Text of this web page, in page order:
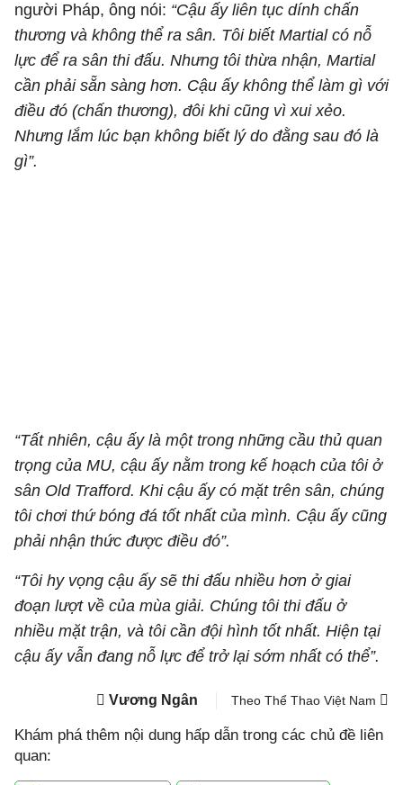
người Pháp, ông nói: “Cậu ấy liên tục dính chấn
thương và không thể ra sân. Tôi biết Martial có nỗ
lực để ra sân thi đấu. Nhưng tôi thừa nhận, Martial
cần phải sẵn sàng hơn. Cậu ấy không thể làm gì với
điều đó (chấn thương), đôi khi cũng vì xui xẻo.
Nhưng lắm lúc bạn không biết lý do đằng sau đó là
gì”.
“Tất nhiên, cậu ấy là một trong những cầu thủ quan
trọng của MU, cậu ấy nằm trong kế hoạch của tôi ở
sân Old Trafford. Khi cậu ấy có mặt trên sân, chúng
tôi chơi thứ bóng đá tốt nhất của mình. Cậu ấy cũng
phải nhận thức được điều đó”.
“Tôi hy vọng cậu ấy sẽ thi đấu nhiều hơn ở giai
đoạn lượt về của mùa giải. Chúng tôi thi đấu ở
nhiều mặt trận, và tôi cần đội hình tốt nhất. Hiện tại
cậu ấy vẫn đang nỗ lực để trở lại sớm nhất có thể”.
Vương Ngân Theo Thể Thao Việt Nam
Khám phá thêm nội dung hấp dẫn trong các chủ đề liên
quan: